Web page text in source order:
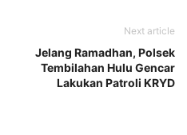
Next article
Jelang Ramadhan, Polsek
Tembilahan Hulu Gencar
Lakukan Patroli KRYD